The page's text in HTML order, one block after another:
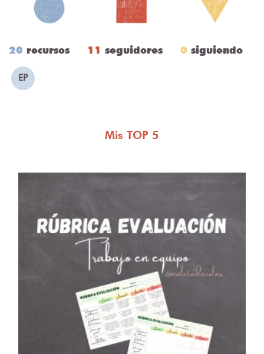
20 recursos 11 seguidores 0 siguiendo
EP
Mis TOP 5